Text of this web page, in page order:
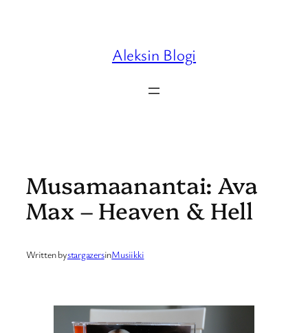
Aleksin Blogi
Musamaanantai: Ava
Max – Heaven & Hell
Written bystargazersinMusiikki